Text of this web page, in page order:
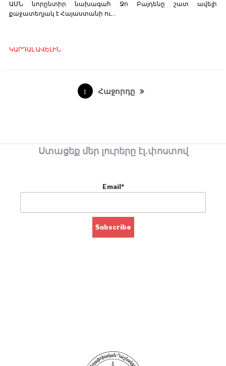
ԱՄՆ նորընտիր նախագահ Ջո Բայդենը շատ ավելի
քաջատեղյակ է Հայաստանի ու...
ԿԱՐԴԱԼ ԱՎԵԼԻՆ
1 Հաջորդը
Ստացեք մեր լուրերը էլ.փոստով
Email*